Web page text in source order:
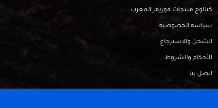
كتالوج منتجات فوريفر المغرب
سياسة الخصوصية
الشحن والاسترجاع
الأحكام والشروط
اتصل بنا